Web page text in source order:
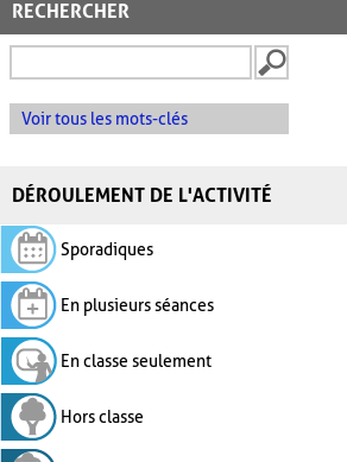
RECHERCHER
Voir tous les mots-clés
DÉROULEMENT DE L'ACTIVITÉ
Sporadiques
En plusieurs séances
En classe seulement
Hors classe